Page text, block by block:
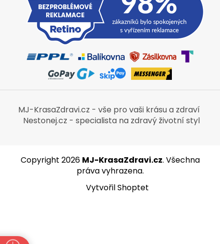
MJ-KrasaZdravi.cz - vše pro vaši krásu a zdraví
Nestonej.cz - specialista na zdravý životní styl
Vytvořil Shoptet
Copyright 2026 MJ-KrasaZdravi.cz. Všechna
práva vyhrazena.